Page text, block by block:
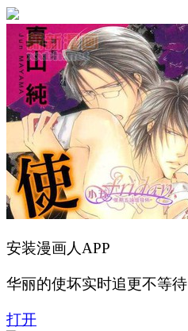
安装漫画人APP
华丽的使坏实时追更不等待
打开